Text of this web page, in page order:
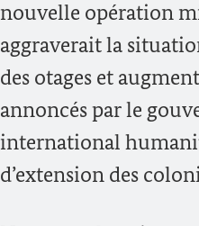
nouvelle opération
aggraverait la
des otages et
annoncés par le
international
d’extension des